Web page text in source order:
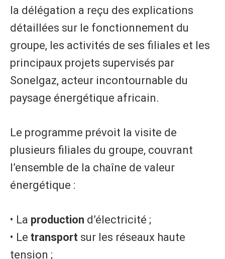
la délégation a reçu des explications
détaillées sur le fonctionnement du
groupe, les activités de ses filiales et les
principaux projets supervisés par
Sonelgaz, acteur incontournable du
paysage énergétique africain.
Le programme prévoit la visite de
plusieurs filiales du groupe, couvrant
l’ensemble de la chaîne de valeur
énergétique :
• La production d’électricité ;
• Le transport sur les réseaux haute
tension ;